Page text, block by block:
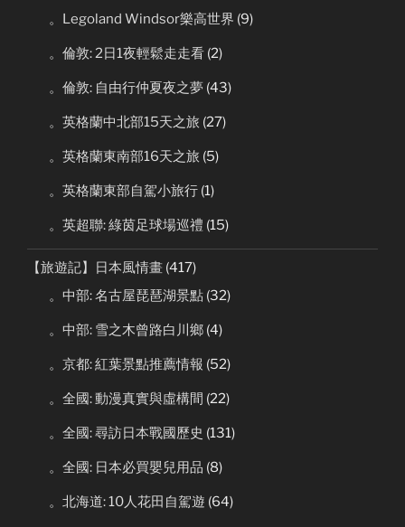
。Legoland Windsor樂高世界 (9)
。倫敦: 2日1夜輕鬆走走看 (2)
。倫敦: 自由行仲夏夜之夢 (43)
。英格蘭中北部15天之旅 (27)
。英格蘭東南部16天之旅 (5)
。英格蘭東部自駕小旅行 (1)
。英超聯: 綠茵足球場巡禮 (15)
【旅遊記】日本風情畫 (417)
。中部: 名古屋琵琶湖景點 (32)
。中部: 雪之木曾路白川鄉 (4)
。京都: 紅葉景點推薦情報 (52)
。全國: 動漫真實與虛構間 (22)
。全國: 尋訪日本戰國歷史 (131)
。全國: 日本必買嬰兒用品 (8)
。北海道: 10人花田自駕遊 (64)